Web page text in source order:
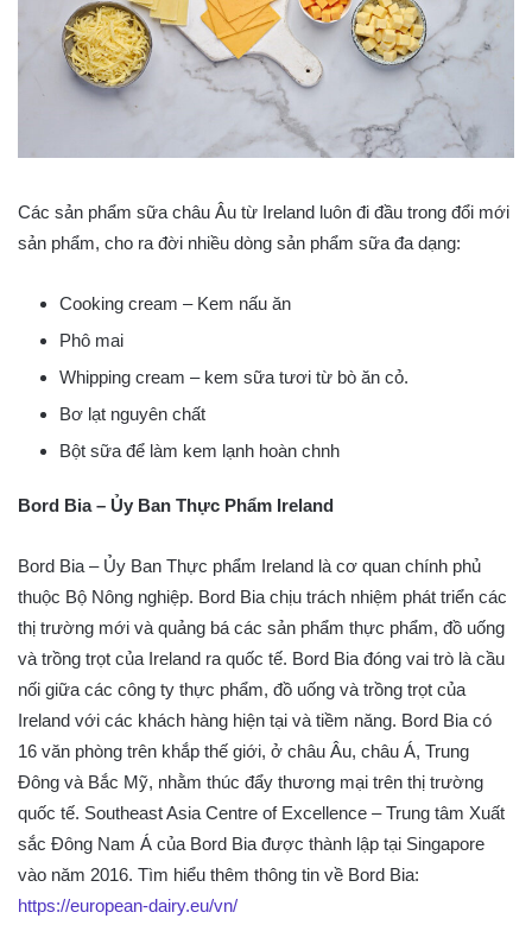
Các sản phẩm sữa châu Âu từ Ireland luôn đi đầu trong đổi mới
sản phẩm, cho ra đời nhiều dòng sản phẩm sữa đa dạng:
Cooking cream – Kem nấu ăn
Phô mai
Whipping cream – kem sữa tươi từ bò ăn cỏ.
Bơ lạt nguyên chất
Bột sữa để làm kem lạnh hoàn chnh
Bord Bia – Ủy Ban Thực Phẩm Ireland
Bord Bia – Ủy Ban Thực phẩm Ireland là cơ quan chính phủ
thuộc Bộ Nông nghiệp. Bord Bia chịu trách nhiệm phát triển các
thị trường mới và quảng bá các sản phẩm thực phẩm, đồ uống
và trồng trọt của Ireland ra quốc tế. Bord Bia đóng vai trò là cầu
nối giữa các công ty thực phẩm, đồ uống và trồng trọt của
Ireland với các khách hàng hiện tại và tiềm năng. Bord Bia có
16 văn phòng trên khắp thế giới, ở châu Âu, châu Á, Trung
Đông và Bắc Mỹ, nhằm thúc đẩy thương mại trên thị trường
quốc tế. Southeast Asia Centre of Excellence – Trung tâm Xuất
sắc Đông Nam Á của Bord Bia được thành lập tại Singapore
vào năm 2016. Tìm hiểu thêm thông tin về Bord Bia:
https://european-dairy.eu/vn/